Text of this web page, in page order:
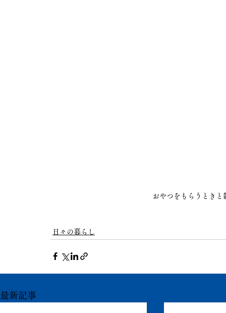
おやつをもらうとき
日々の暮らし
最新記事